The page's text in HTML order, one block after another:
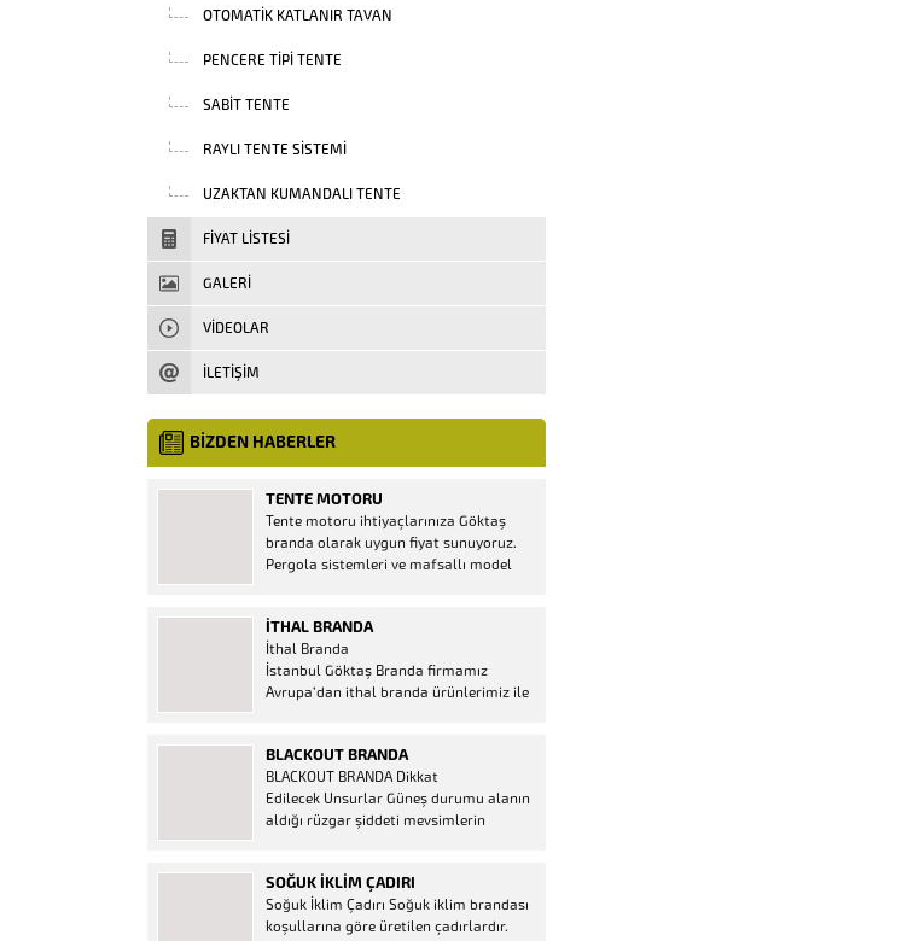
OTOMATIK KATLANIR TAVAN
PENCERE TIPI TENTE
SABIT TENTE
RAYLI TENTE SISTEMI
UZAKTAN KUMANDALI TENTE
FIYAT LISTESI
GALERİ
VIDEOLAR
İLETİŞİM
BİZDEN HABERLER
TENTE MOTORU
Tente motoru ihtiyaçlarınıza Göktaş
branda olarak uygun fiyat sunuyoruz.
Pergola sistemleri ve mafsallı model
mevcuttur. Kumanda ve diğer aparatlar
firmamızda mevcuttur.
İTHAL BRANDA
İthal Branda
İstanbul Göktaş Branda firmamız
Avrupa’dan ithal branda ürünlerimiz ile
Ürün Al dükkanı ürünleri peşin fiyatına
bol taksitle Göktaş Branda Çeşitleri
Adresinde, 1.kalite ithal ürün ne demek
Brandacı sektöründe faaliyet gösteren,
BLACKOUT BRANDA
BLACKOUT BRANDA Dikkat
Edilecek Unsurlar Güneş durumu alanın
aldığı rüzgar şiddeti mevsimlerin
düşünmeniz gereken bir kaç faktörden
biridir. Türkiye’nin lider Branda markası
Göktaş Branda, Hazine ve Maliye Bakanı
SOĞUK İKLIM ÇADIRI
Soğuk İklim Çadırı Soğuk iklim brandası
koşullarına göre üretilen çadırlardır.